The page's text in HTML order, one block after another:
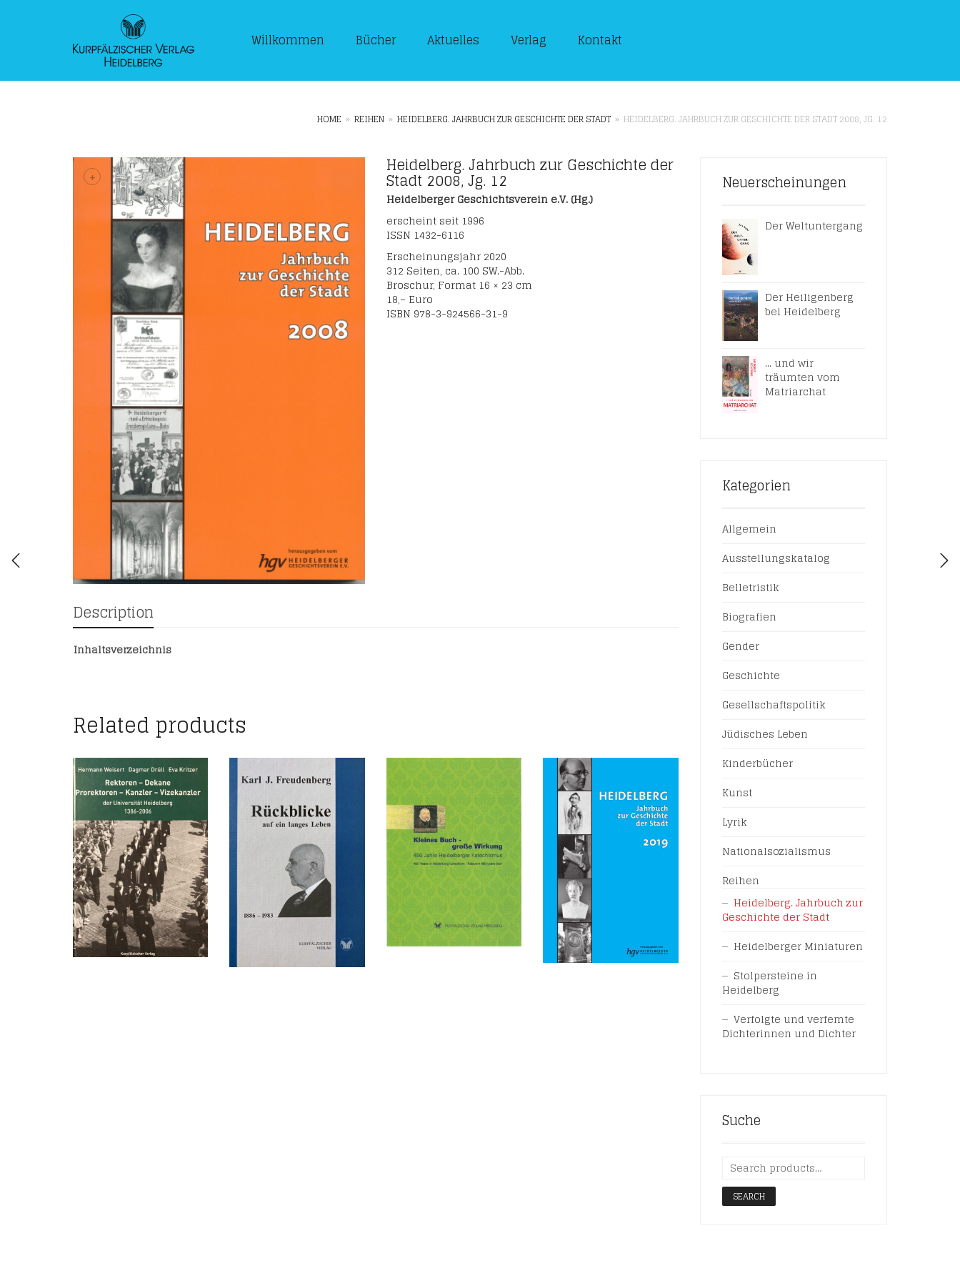
Willkommen Bücher Aktuelles Verlag Kontakt
HOME » REIHEN » HEIDELBERG. JAHRBUCH ZUR GESCHICHTE DER STADT » HEIDELBERG. JAHRBUCH ZUR GESCHICHTE DER STADT 2008, JG. 12
+ Heidelberg. Jahrbuch zur Geschichte der
Stadt 2008, Jg. 12
Heidelberger Geschichtsverein e.V. (Hg.)
erscheint seit 1996
ISSN 1432-6116
Erscheinungsjahr 2020
312 Seiten, ca. 100 SW.-Abb.
Broschur, Format 16 × 23 cm
18,– Euro
ISBN 978-3-924566-31-9
Description
Inhaltsverzeichnis
Related products
Neuerscheinungen
Der Weltuntergang
Der Heiligenberg
bei Heidelberg
... und wir
träumten vom
Matriarchat
Kategorien
Allgemein
Ausstellungskatalog
Belletristik
Biografien
Gender
Geschichte
Gesellschaftspolitik
Jüdisches Leben
Kinderbücher
Kunst
Lyrik
Nationalsozialismus
Reihen
Heidelberg. Jahrbuch zur
Geschichte der Stadt
Heidelberger Miniaturen
Stolpersteine in
Heidelberg
Verfolgte und verfemte
Dichterinnen und Dichter
Suche
SEARCH